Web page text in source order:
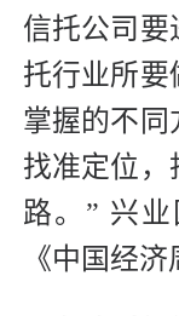
信托公司要
托行业所要
掌握的不同
找准定位，
路。” 兴
《中国经济